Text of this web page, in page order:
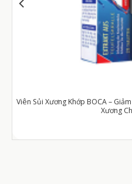
Khớp Viên Uống MenF1h – Hỗ